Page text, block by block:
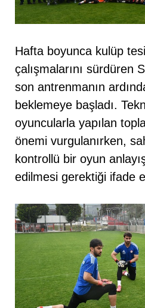
Hafta boyunca kulüp
çalışmalarını sürdüren
son antrenmanın
beklemeye başladı.
oyuncularla yapılan
önemi vurgulanırken,
kontrollü bir oyun
edilmesi gerektiği ifade